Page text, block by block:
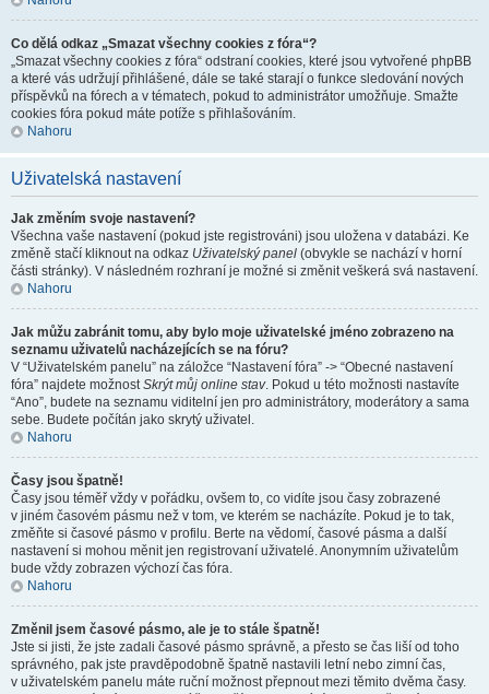
Co dělá odkaz „Smazat všechny cookies z fóra“?
„Smazat všechny cookies z fóra“ odstraní cookies, které jsou vytvořené phpBB
a které vás udržují přihlášené, dále se také starají o funkce sledování nových
příspěvků na fórech a v tématech, pokud to administrátor umožňuje. Smažte
cookies fóra pokud máte potíže s přihlašováním.
Nahoru
Uživatelská nastavení
Jak změním svoje nastavení?
Všechna vaše nastavení (pokud jste registrováni) jsou uložena v databázi. Ke
změně stačí kliknout na odkaz Uživatelský panel (obvykle se nachází v horní
části stránky). V následném rozhraní je možné si změnit veškerá svá nastavení.
Nahoru
Jak můžu zabránit tomu, aby bylo moje uživatelské jméno zobrazeno na
seznamu uživatelů nacházejících se na fóru?
V “Uživatelském panelu” na záložce “Nastavení fóra” -> “Obecné nastavení
fóra” najdete možnostSkrýt můj online stav. Pokud u této možnosti nastavíte
“Ano”, budete na seznamu viditelní jen pro administrátory, moderátory a sama
sebe. Budete počítán jako skrytý uživatel.
Nahoru
Časy jsou špatně!
Časy jsou téměř vždy v pořádku, ovšem to, co vidíte jsou časy zobrazené
v jiném časovém pásmu než v tom, ve kterém se nacházíte. Pokud je to tak,
změňte si časové pásmo v profilu. Berte na vědomí, časové pásma a další
nastavení si mohou měnit jen registrovaní uživatelé. Anonymním uživatelům
bude vždy zobrazen výchozí čas fóra.
Nahoru
Změnil jsem časové pásmo, ale je to stále špatně!
Jste si jisti, že jste zadali časové pásmo správně, a přesto se čas liší od toho
správného, pak jste pravděpodobně špatně nastavili letní nebo zimní čas,
v uživatelském panelu máte ruční možnost přepnout mezi těmito dvěma časy.